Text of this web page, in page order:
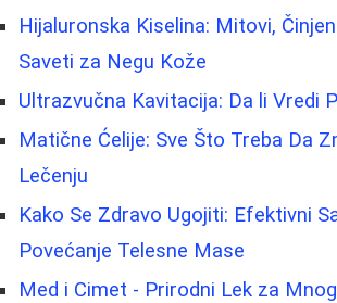
Hijaluronska Kiselina: Mitovi,
Saveti za Negu Kože
Ultrazvučna Kavitacija: Da li Vredi
Matične Ćelije: Sve Što Treba Da
Lečenju
Kako Se Zdravo Ugojiti: Efektivni
Povećanje Telesne Mase
Med i Cimet - Prirodni Lek za